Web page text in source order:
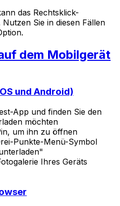
das Rechtsklick-
Sie in diesen Fällen
dem Mobilgerät
und Android)
App und finden Sie den
möchten
um ihn zu öffnen
Punkte-Menü-Symbol
Ihres Geräts